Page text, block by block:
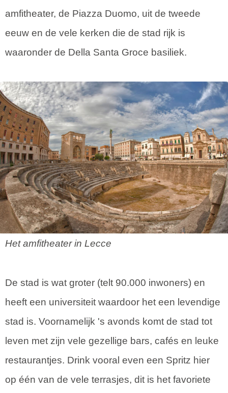
amfitheater, de Piazza Duomo, uit de tweede
eeuw en de vele kerken die de stad rijk is
waaronder de Della Santa Groce basiliek.
Het amfitheater in Lecce
De stad is wat groter (telt 90.000 inwoners) en
heeft een universiteit waardoor het een levendige
stad is. Voornamelijk 's avonds komt de stad tot
leven met zijn vele gezellige bars, cafés en leuke
restaurantjes. Drink vooral even een Spritz hier
op één van de vele terrasjes, dit is het favoriete